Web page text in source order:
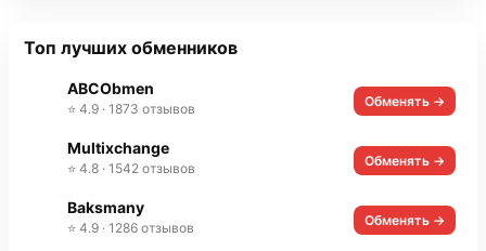
Топ лучших обменников
ABCObmen
⭐ 4.9 · 1873 отзывов Обменять →
Multixchange
⭐ 4.8 · 1542 отзывов Обменять →
Baksmany
⭐ 4.9 · 1286 отзывов Обменять →